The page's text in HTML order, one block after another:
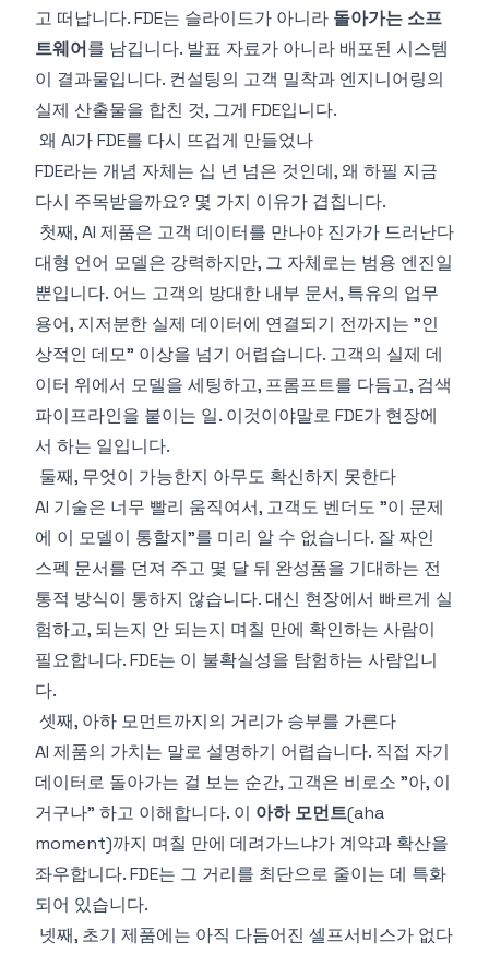
고 떠납니다. FDE는 슬라이드가 아니라 돌아가는 소프
트웨어를 남깁니다. 발표 자료가 아니라 배포된 시스템
이 결과물입니다. 컨설팅의 고객 밀착과 엔지니어링의
실제 산출물을 합친 것, 그게 FDE입니다.
왜 AI가 FDE를 다시 뜨겁게 만들었나
FDE라는 개념 자체는 십 년 넘은 것인데, 왜 하필 지금
다시 주목받을까요? 몇 가지 이유가 겹칩니다.
첫째, AI 제품은 고객 데이터를 만나야 진가가 드러난다
대형 언어 모델은 강력하지만, 그 자체로는 범용 엔진일
뿐입니다. 어느 고객의 방대한 내부 문서, 특유의 업무
용어, 지저분한 실제 데이터에 연결되기 전까지는 "인
상적인 데모" 이상을 넘기 어렵습니다. 고객의 실제 데
이터 위에서 모델을 세팅하고, 프롬프트를 다듬고, 검색
파이프라인을 붙이는 일. 이것이야말로 FDE가 현장에
서 하는 일입니다.
둘째, 무엇이 가능한지 아무도 확신하지 못한다
AI 기술은 너무 빨리 움직여서, 고객도 벤더도 "이 문제
에 이 모델이 통할지"를 미리 알 수 없습니다. 잘 짜인
스펙 문서를 던져 주고 몇 달 뒤 완성품을 기대하는 전
통적 방식이 통하지 않습니다. 대신 현장에서 빠르게 실
험하고, 되는지 안 되는지 며칠 만에 확인하는 사람이
필요합니다. FDE는 이 불확실성을 탐험하는 사람입니
다.
셋째, 아하 모먼트까지의 거리가 승부를 가른다
AI 제품의 가치는 말로 설명하기 어렵습니다. 직접 자기
데이터로 돌아가는 걸 보는 순간, 고객은 비로소 "아, 이
거구나" 하고 이해합니다. 이 아하 모먼트(aha
moment)까지 며칠 만에 데려가느냐가 계약과 확산을
좌우합니다. FDE는 그 거리를 최단으로 줄이는 데 특화
되어 있습니다.
넷째, 초기 제품에는 아직 다듬어진 셀프서비스가 없다